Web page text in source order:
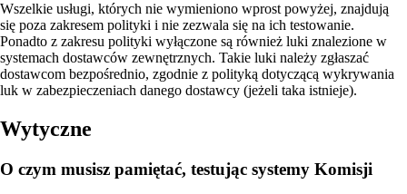
Wszelkie usługi, których nie wymieniono wprost powyżej, znajdują
się poza zakresem polityki i nie zezwala się na ich testowanie.
Ponadto z zakresu polityki wyłączone są również luki znalezione w
systemach dostawców zewnętrznych. Takie luki należy zgłaszać
dostawcom bezpośrednio, zgodnie z polityką dotyczącą wykrywania
luk w zabezpieczeniach danego dostawcy (jeżeli taka istnieje).
Wytyczne
O czym musisz pamiętać, testując systemy Komisji